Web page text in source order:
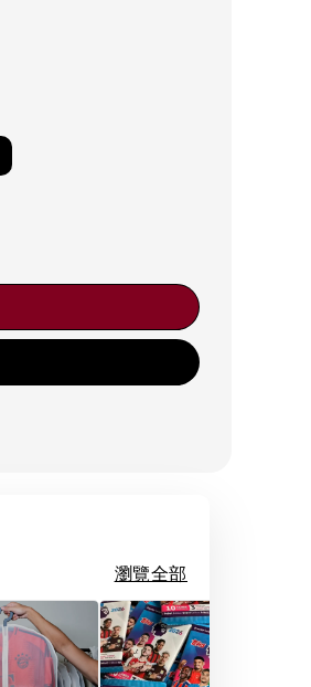
瀏覽全部